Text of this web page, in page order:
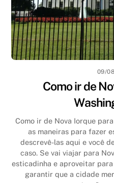
09/
Como ir de
Como ir de Nova Iorque
as maneiras para fazer
descrevê-las aqui e você
caso. Se vai viajar para
esticadinha e aproveitar
garantir que a cidade